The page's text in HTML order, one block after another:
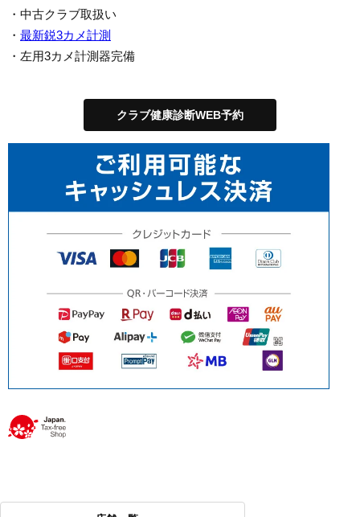
・中古クラブ取扱い
・ 最新鋭3カメ計測
・左用3カメ計測器完備
クラブ健康診断WEB予約